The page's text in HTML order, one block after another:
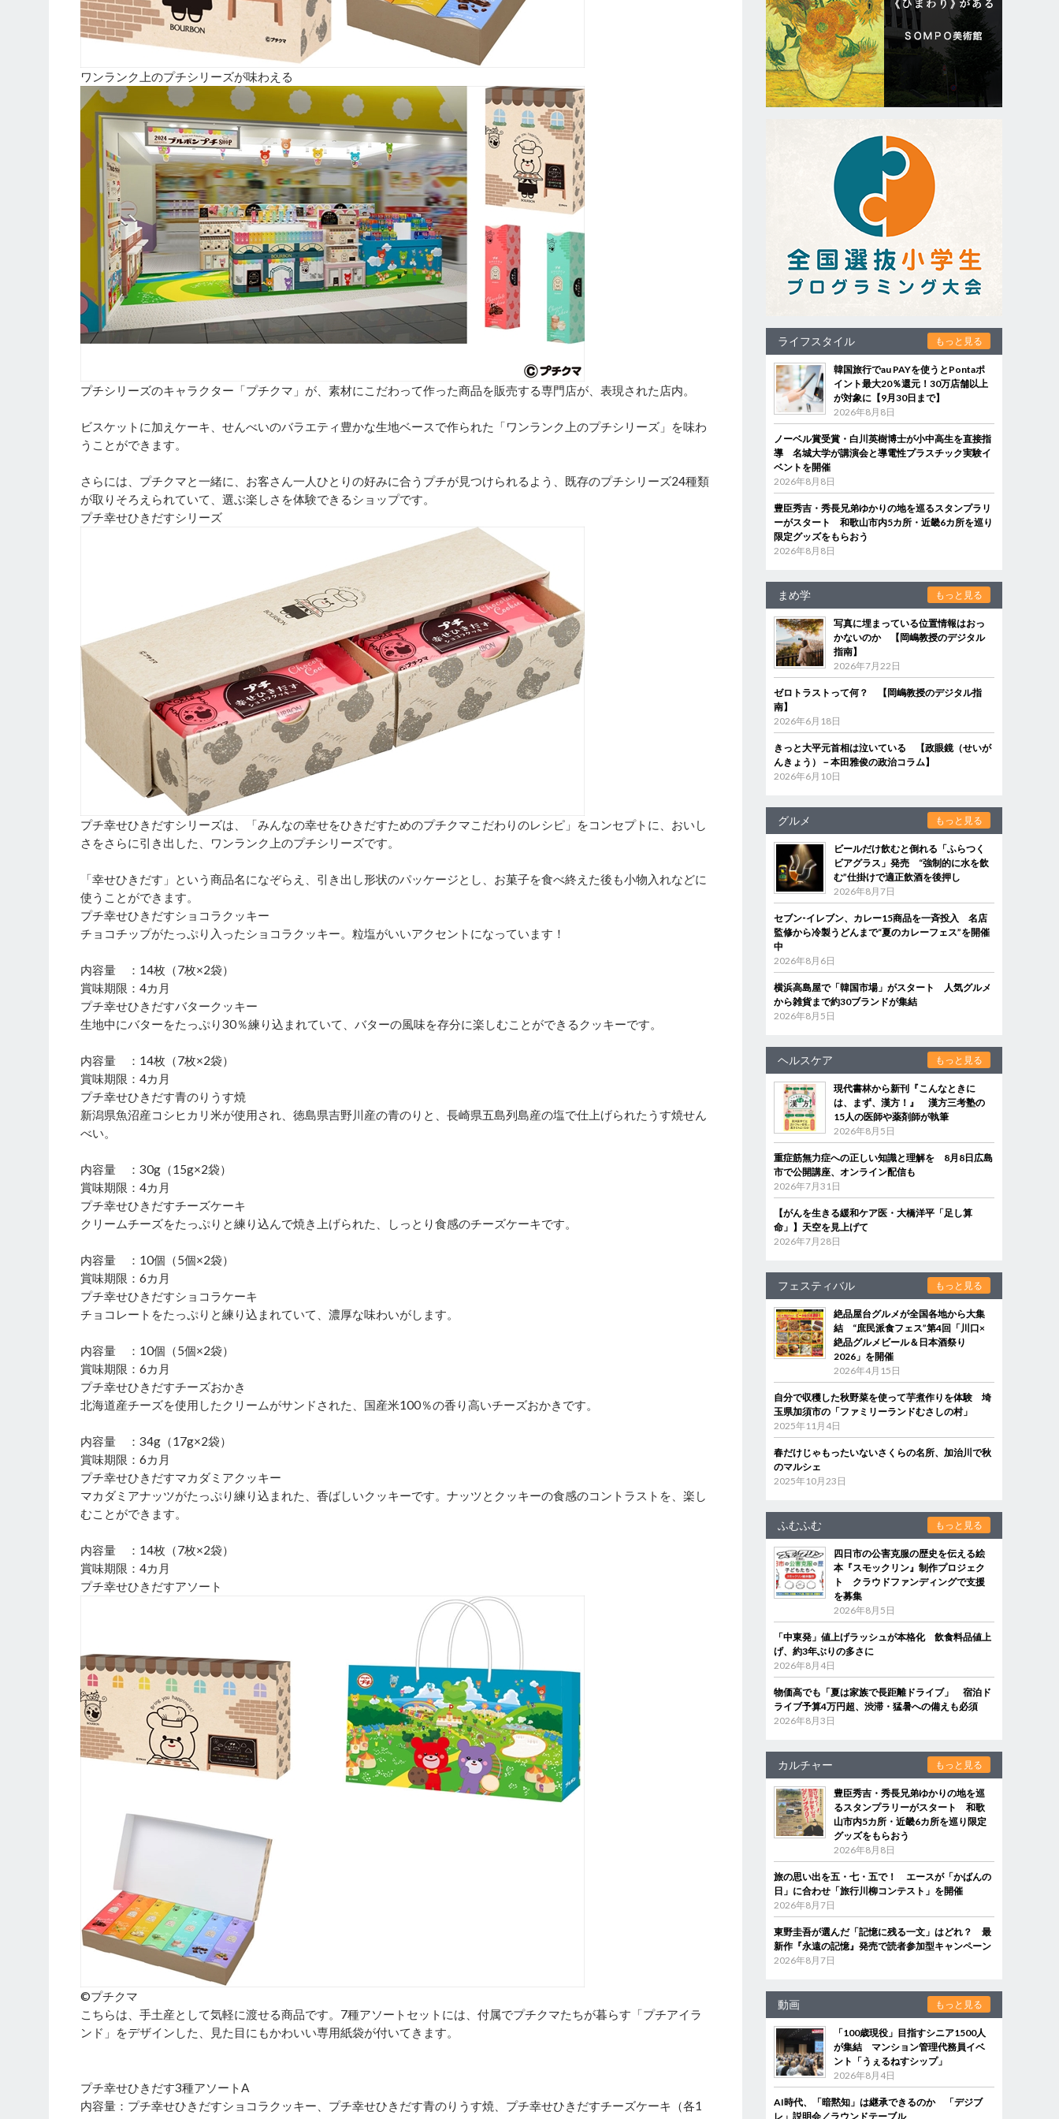
ワンランク上のプチシリーズが味わえる
プチシリーズのキャラクター「プチクマ」が、素材にこだわって作った商品を販売する専門店が、表現された店内。
ビスケットに加えケーキ、せんべいのバラエティ豊かな生地ベースで作られた「ワンランク上のプチシリーズ」を味わ
うことができます。
さらには、プチクマと一緒に、お客さん一人ひとりの好みに合うプチが見つけられるよう、既存のプチシリーズ24種類
が取りそろえられていて、選ぶ楽しさを体験できるショップです。
プチ幸せひきだすシリーズ
プチ幸せひきだすシリーズは、「みんなの幸せをひきだすためのプチクマこだわりのレシピ」をコンセプトに、おいし
さをさらに引き出した、ワンランク上のプチシリーズです。
「幸せひきだす」という商品名になぞらえ、引き出し形状のパッケージとし、お菓子を食べ終えた後も小物入れなどに
使うことができます。
プチ幸せひきだすショコラクッキー
チョコチップがたっぷり入ったショコラクッキー。粒塩がいいアクセントになっています！
内容量 ：14枚（7枚×2袋）
賞味期限：4カ月
プチ幸せひきだすバタークッキー
生地中にバターをたっぷり30％練り込まれていて、バターの風味を存分に楽しむことができるクッキーです。
内容量 ：14枚（7枚×2袋）
賞味期限：4カ月
プチ幸せひきだす青のりうす焼
新潟県魚沼産コシヒカリ米が使用され、徳島県吉野川産の青のりと、長崎県五島列島産の塩で仕上げられたうす焼せん
べい。
内容量 ：30g（15g×2袋）
賞味期限：4カ月
プチ幸せひきだすチーズケーキ
クリームチーズをたっぷりと練り込んで焼き上げられた、しっとり食感のチーズケーキです。
内容量 ：10個（5個×2袋）
賞味期限：6カ月
プチ幸せひきだすショコラケーキ
チョコレートをたっぷりと練り込まれていて、濃厚な味わいがします。
内容量 ：10個（5個×2袋）
賞味期限：6カ月
プチ幸せひきだすチーズおかき
北海道産チーズを使用したクリームがサンドされた、国産米100％の香り高いチーズおかきです。
内容量 ：34g（17g×2袋）
賞味期限：6カ月
プチ幸せひきだすマカダミアクッキー
マカダミアナッツがたっぷり練り込まれた、香ばしいクッキーです。ナッツとクッキーの食感のコントラストを、楽し
むことができます。
内容量 ：14枚（7枚×2袋）
賞味期限：4カ月
プチ幸せひきだすアソート
©プチクマ
こちらは、手土産として気軽に渡せる商品です。7種アソートセットには、付属でプチクマたちが暮らす「プチアイラ
ンド」をデザインした、見た目にもかわいい専用紙袋が付いてきます。
プチ幸せひきだす3種アソートA
内容量：プチ幸せひきだすショコラクッキー、プチ幸せひきだす青のりうす焼、プチ幸せひきだすチーズケーキ（各1
ライフスタイル もっと見る
韓国旅行でau PAYを使うとPontaポ
イント最大20％還元！30万店舗以上
が対象に【9月30日まで】
2026年8月8日
ノーベル賞受賞・白川英樹博士が小中高生を直接指
導 名城大学が講演会と導電性プラスチック実験イ
ベントを開催
2026年8月8日
豊臣秀吉・秀長兄弟ゆかりの地を巡るスタンプラリ
ーがスタート 和歌山市内5カ所・近畿6カ所を巡り
限定グッズをもらおう
2026年8月8日
まめ学 もっと見る
写真に埋まっている位置情報はおっ
かないのか 【岡嶋教授のデジタル
指南】
2026年7月22日
ゼロトラストって何？ 【岡嶋教授のデジタル指
南】
2026年6月18日
きっと大平元首相は泣いている 【政眼鏡（せいが
んきょう）－本田雅俊の政治コラム】
2026年6月10日
グルメ もっと見る
ビールだけ飲むと倒れる「ふらつく
ビアグラス」発売 “強制的に水を飲
む”仕掛けで適正飲酒を後押し
2026年8月7日
セブン‐イレブン、カレー15商品を一斉投入 名店
監修から冷製うどんまで“夏のカレーフェス”を開催
中
2026年8月6日
横浜高島屋で「韓国市場」がスタート 人気グルメ
から雑貨まで約30ブランドが集結
2026年8月5日
ヘルスケア もっと見る
現代書林から新刊『こんなときに
は、まず、漢方！』 漢方三考塾の
15人の医師や薬剤師が執筆
2026年8月5日
重症筋無力症への正しい知識と理解を 8月8日広島
市で公開講座、オンライン配信も
2026年7月31日
【がんを生きる緩和ケア医・大橋洋平「足し算
命」】天空を見上げて
2026年7月28日
フェスティバル もっと見る
絶品屋台グルメが全国各地から大集
結 “庶民派食フェス”第4回「川口×
絶品グルメビール＆日本酒祭り
2026」を開催
2026年4月15日
自分で収穫した秋野菜を使って芋煮作りを体験 埼
玉県加須市の「ファミリーランドむさしの村」
2025年11月4日
春だけじゃもったいないさくらの名所、加治川で秋
のマルシェ
2025年10月23日
ふむふむ もっと見る
四日市の公害克服の歴史を伝える絵
本『スモックリン』制作プロジェク
ト クラウドファンディングで支援
を募集
2026年8月5日
「中東発」値上げラッシュが本格化 飲食料品値上
げ、約3年ぶりの多さに
2026年8月4日
物価高でも「夏は家族で長距離ドライブ」 宿泊ド
ライブ予算4万円超、渋滞・猛暑への備えも必須
2026年8月3日
カルチャー もっと見る
豊臣秀吉・秀長兄弟ゆかりの地を巡
るスタンプラリーがスタート 和歌
山市内5カ所・近畿6カ所を巡り限定
グッズをもらおう
2026年8月8日
旅の思い出を五・七・五で！ エースが「かばんの
日」に合わせ「旅行川柳コンテスト」を開催
2026年8月7日
東野圭吾が選んだ「記憶に残る一文」はどれ？ 最
新作『永遠の記憶』発売で読者参加型キャンペーン
2026年8月7日
動画 もっと見る
「100歳現役」目指すシニア1500人
が集結 マンション管理代務員イベ
ント「うぇるねすシップ」
2026年8月4日
AI時代、「暗黙知」は継承できるのか 「デジブ
レ」説明会／ラウンドテーブル